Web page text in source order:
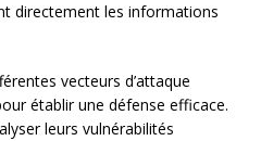
directement les informations
vecteurs d’attaque
établir une défense efficace.
leurs vulnérabilités